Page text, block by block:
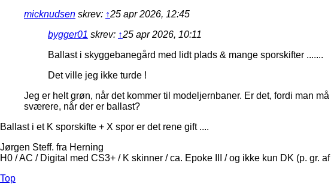
micknudsen skrev: ↑25 apr 2026, 12:45
bygger01 skrev: ↑25 apr 2026, 10:11
Ballast i skyggebanegård med lidt plads & mange sporskifter .......
Det ville jeg ikke turde !
Jeg er helt grøn, når det kommer til modeljernbaner. Er det, fordi man
sværere, når der er ballast?
Ballast i et K sporskifte + X spor er det rene gift ....
Jørgen Steff. fra Herning
H0 / AC / Digital med CS3+ / K skinner / ca. Epoke III / og ikke kun DK (p. gr.
Top